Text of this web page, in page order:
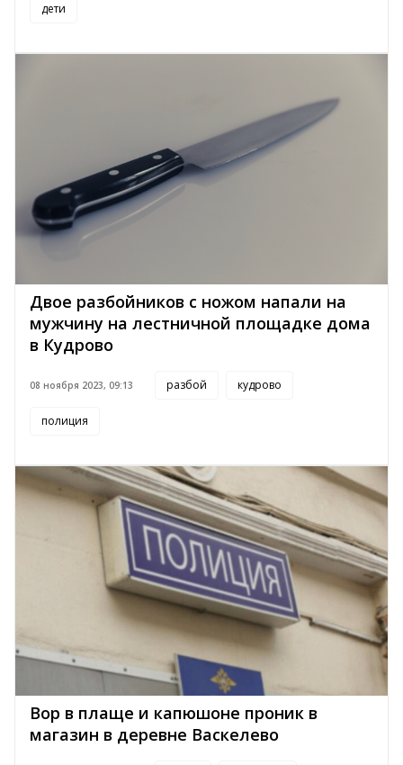
дети
Двое разбойников с ножом напали на
мужчину на лестничной площадке дома
в Кудрово
08 ноября 2023, 09:13 разбой кудрово
полиция
Вор в плаще и капюшоне проник в
магазин в деревне Васкелево